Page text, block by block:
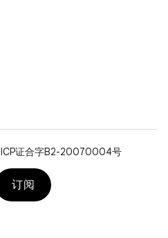
ICP证合字B2-20070004号
订阅